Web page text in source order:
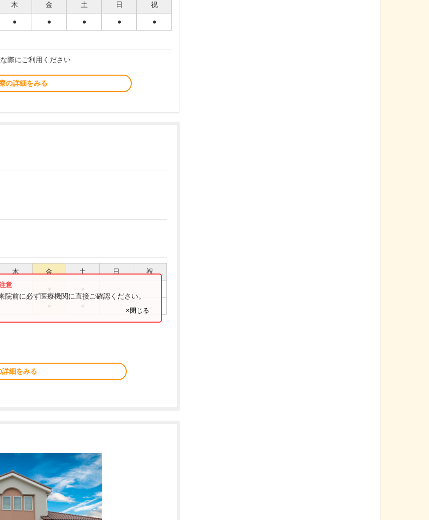
木 金 土 日 祝
● ● ● ● ●
際にご利用ください
の詳細をみる
木 金 土 日 祝
前に必ず医療機関に直接ご確認ください。
×閉じる
詳細をみる